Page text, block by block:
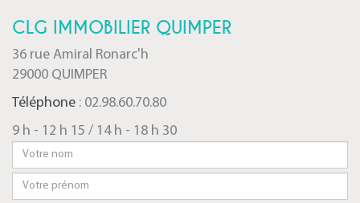
CLG IMMOBILIER QUIMPER
36 rue Amiral Ronarc'h
29000 QUIMPER
Téléphone : 02.98.60.70.80
9 h - 12 h 15 / 14 h - 18 h 30